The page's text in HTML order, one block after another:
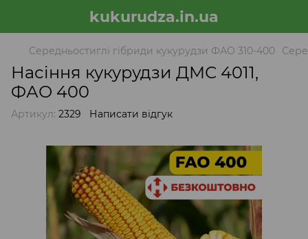
kukurudza.in.ua
Середньостиглі гібриди кукурудзи ФАО 310-400
Насіння кукурудзи ДМС 4011,
ФАО 400
Артикул: 2329 Написати відгук